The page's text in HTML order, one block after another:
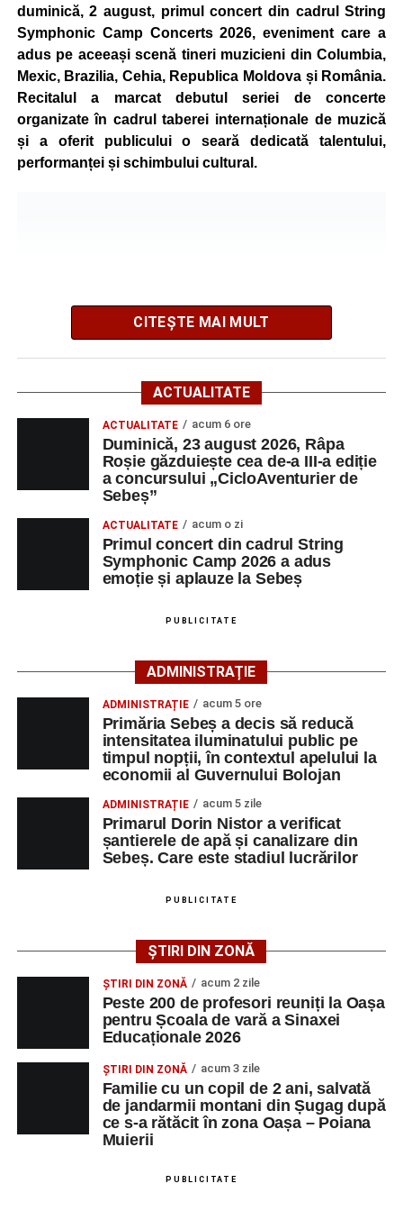
mountain bike. La finalul întrecerii, cei mai bine clasați
concurenți vor fi recompensați cu premii în bani și premii
oferite de partenerii evenimentului.
Înaintea zilei de concurs, participanții își vor putea ridica
vor putea înscrie direct la competiție în cadrul Punctului
Oficial de Înscrieri și Informații (Race Office), care va
funcționa după următorul program:
Roșie, unde vor avea loc și antrenamente libere pe
traseul de concurs.
Startul competiției va fi dat duminică, 23 august 2026, la
ora 10:00, la Râpa Roșie.
Înscrierile online sunt deschise până în 22 august 2026 și
pot fi efectuate pe site-ulwww.cicloaventura.ro.
Adaugă-ne ca sursă preferată
Urmărește-ne pe Google News
Primăria Sebeș a decis să reducă intensitatea
iluminatului public pe timpul nopții, în contextul
apelului la economii al Guvernului Bolojan
Duminică, 23 august 2026, Râpa Roșie găzduiește
cea de-a III-a ediție a concursului „CicloAventurier
de Sebeș”
Primul concert din cadrul String Symphonic Camp
2026 a adus emoție și aplauze la Sebeș
duminică, 2 august, primul concert din cadrul String
Symphonic Camp Concerts 2026, eveniment care a
adus pe aceeași scenă tineri muzicieni din Columbia,
Mexic, Brazilia, Cehia, Republica Moldova și România.
Recitalul a marcat debutul seriei de concerte
organizate în cadrul taberei internaționale de muzică
și a oferit publicului o seară dedicată talentului,
performanței și schimbului cultural.
String Symphonic Camp 2026 reunește tineri
instrumentiști din 6 țări, alături de voluntari și foști elevi ai
participă, timp de o săptămână, la cursuri de
perfecționare, repetiții și activități artistice desfășurate sub
îndrumarea unor profesori și mentori.
au venit la Sebeș și au susținut un recital apreciat de
tinerilor muzicieni și munca depusă în cadrul taberei, iar
spectatorii au răsplătit prestațiile cu aplauze îndelungate.
CITEȘTE MAI MULT
ACTUALITATE
ACTUALITATE acum 6 ore
Duminică, 23 august 2026, Râpa
Roșie găzduiește cea de-a III-a ediție
a concursului „CicloAventurier de
Sebeș”
ACTUALITATE acum o zi
Primul concert din cadrul String
Symphonic Camp 2026 a adus
emoție și aplauze la Sebeș
PUBLICITATE
ADMINISTRAȚIE
ADMINISTRAȚIE acum 5 ore
Primăria Sebeș a decis să reducă
intensitatea iluminatului public pe
timpul nopții, în contextul apelului la
economii al Guvernului Bolojan
ADMINISTRAȚIE acum 5 zile
Primarul Dorin Nistor a verificat
șantierele de apă și canalizare din
Sebeș. Care este stadiul lucrărilor
PUBLICITATE
ȘTIRI DIN ZONĂ
ȘTIRI DIN ZONĂ acum 2 zile
Peste 200 de profesori reuniți la Oașa
pentru Școala de vară a Sinaxei
Educaționale 2026
ȘTIRI DIN ZONĂ acum 3 zile
Familie cu un copil de 2 ani, salvată
de jandarmii montani din Șugag după
ce s-a rătăcit în zona Oașa – Poiana
Muierii
PUBLICITATE